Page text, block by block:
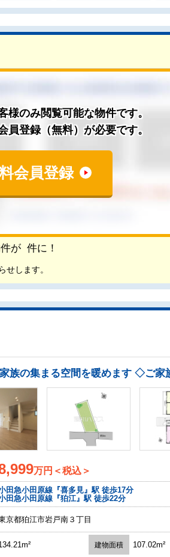
のみ閲覧可能な物件です。
登録（無料）が必要です。
会員登録
が 件に！
します。
万円＜税込＞
田急小田原線『喜多見』駅 徒歩17分
田急小田原線『狛江』駅 徒歩22分
京都狛江市岩戸南３丁目
建物面積 107.02m²